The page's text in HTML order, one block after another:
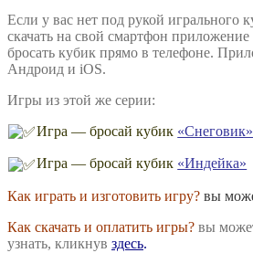
Если у вас нет под рукой игрального
скачать на свой смартфон
бросать кубик прямо в телефоне.
Андроид и iOS.
Игры из этой же серии:
Игра — бросай кубик «Снеговик»
Игра — бросай кубик «Индейка»
Как играть и изготовить игру? вы
Как скачать и оплатить игры? вы
узнать, кликнув здесь.